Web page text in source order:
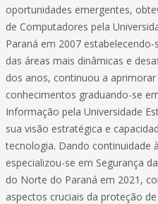
oportunidades emergentes,
de Computadores pela
Paraná em 2007
das áreas mais dinâmicas e
dos anos, continuou a aprimorar
conhecimentos graduando-se
Informação pela Universidade
sua visão estratégica e
tecnologia. Dando continuidade
especializou-se em Segurança
do Norte do Paraná em 2021,
aspectos cruciais da proteção